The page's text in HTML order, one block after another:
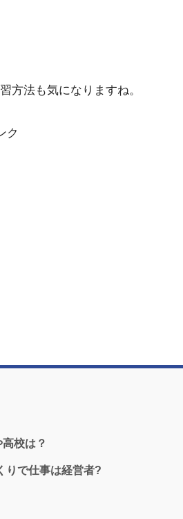
方法も気になりますね。
ク
校は？
りで仕事は経営者?